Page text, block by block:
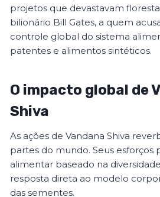
projetos que devastavam
bilionário Bill Gates, a quem
controle global do sistema
patentes e alimentos sintéticos.
O impacto global de
Shiva
As ações de Vandana Shiva
partes do mundo. Seus esforços
alimentar baseado na
resposta direta ao modelo
das sementes.